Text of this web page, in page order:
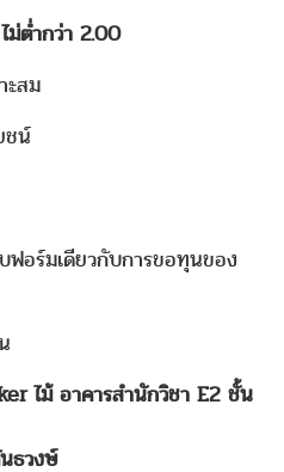
ไม่ต่ำกว่า 2.00
ะสม
ชน์
อร์มเดียวกับการขอทุนของ
ไม้ อาคารสำนักวิชา E2 ชั้น
ธวงษ์